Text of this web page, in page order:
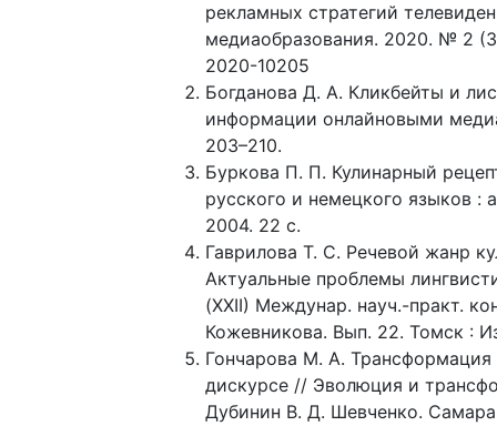
рекламных стратегий
медиаобразования. 2020. № 2
2020-10205
Богданова Д. А. Кликбейты и
информации онлайновыми
203–210.
Буркова П. П. Кулинарный
русского и немецкого языков :
2004. 22 с.
Гаврилова Т. С. Речевой жанр
Актуальные проблемы
(XXII) Междунар. науч.-практ.
Кожевникова. Вып. 22. Томск :
Гончарова М. А. Трансформация
дискурсе // Эволюция и
Дубинин В. Д. Шевченко.